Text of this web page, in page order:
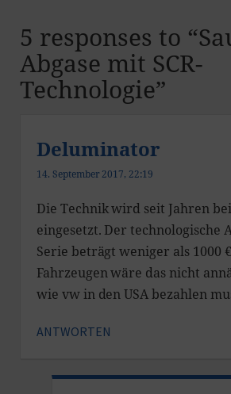
5 responses to “
Abgase mit SCR-
Technologie”
Deluminator
14. September 2017, 22:19
Die Technik wird seit Jahren
eingesetzt. Der technologische
Serie beträgt weniger als 1000
Fahrzeugen wäre das nicht
wie vw in den USA bezahlen
ANTWORTEN